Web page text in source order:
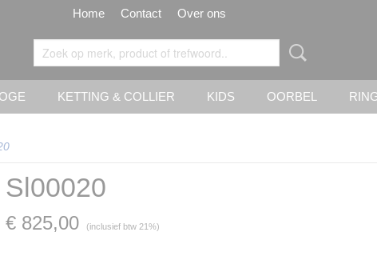
Home Contact Over ons
KETTING & COLLIER KIDS OORBEL
Sl00020
€ 825,00 (inclusief btw 21%)